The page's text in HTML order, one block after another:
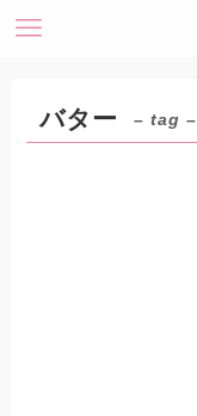
バター – tag –